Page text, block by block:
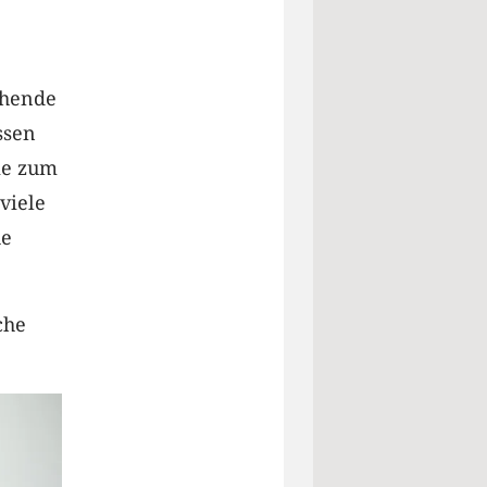
zum